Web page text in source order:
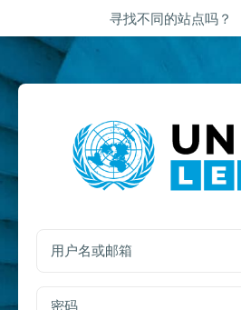
寻找不同的站点吗？
用户名或邮箱
密码